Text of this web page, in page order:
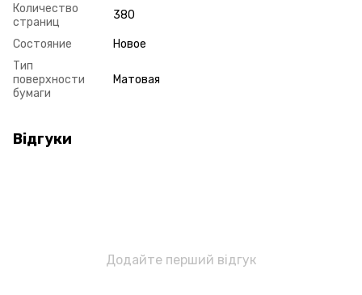
Количество
страниц
380
Состояние
Новое
Тип
поверхности
бумаги
Матовая
Відгуки
Додайте перший відгук